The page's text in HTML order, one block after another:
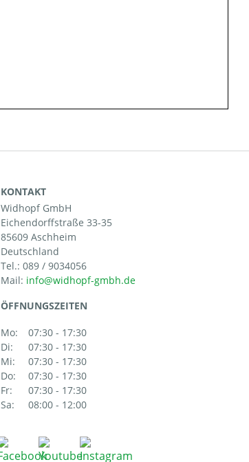
KONTAKT
Widhopf GmbH
Eichendorffstraße 33-35
85609 Aschheim
Deutschland
Tel.: 089 / 9034056
Mail:
ÖFFNUNGSZEITEN
Mo:
07:30 - 17:30
Di:
07:30 - 17:30
Mi:
07:30 - 17:30
Do:
07:30 - 17:30
Fr:
07:30 - 17:30
Sa:
08:00 - 12:00